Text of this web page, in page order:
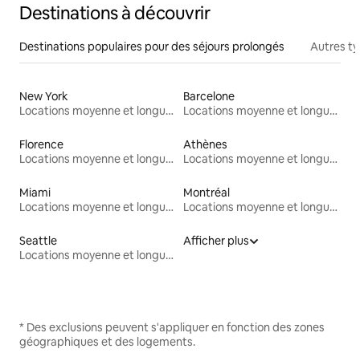
Destinations à découvrir
Destinations populaires pour des séjours prolongés Autres
New York
Locations moyenne et longue durée
Barcelone
Locations moyenne et longue durée
Florence
Locations moyenne et longue durée
Athènes
Locations moyenne et longue durée
Miami
Locations moyenne et longue durée
Montréal
Locations moyenne et longue durée
Seattle
Locations moyenne et longue durée
Afficher plus
* Des exclusions peuvent s'appliquer en fonction des zones
géographiques et des logements.